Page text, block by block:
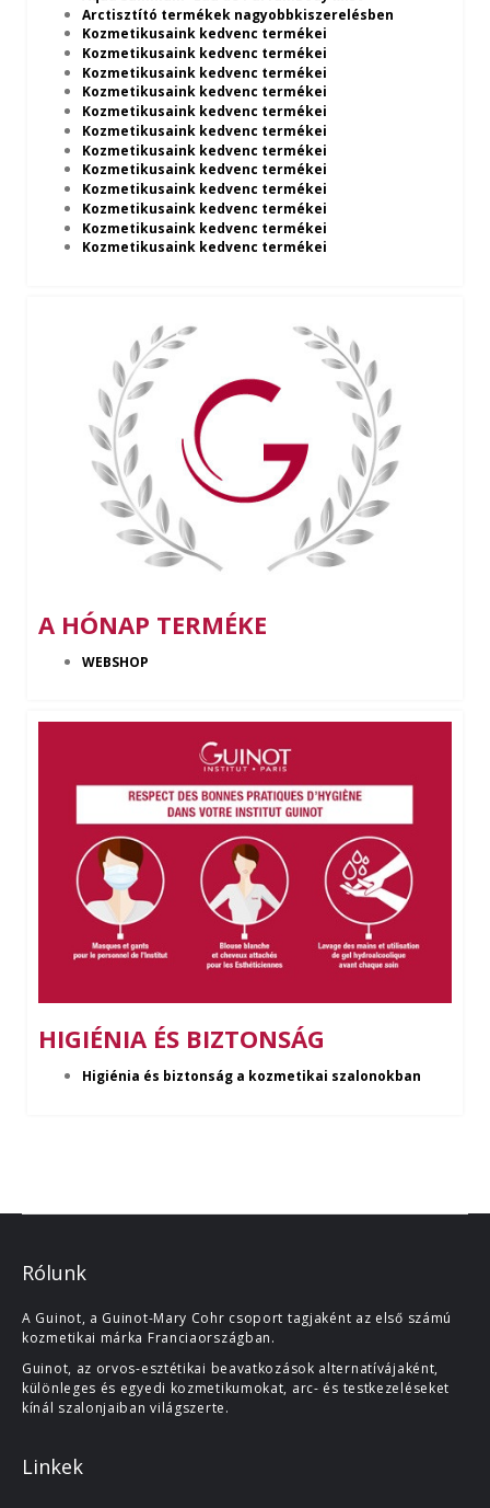
Arctisztító termékek nagyobbkiszerelésben
Kozmetikusaink kedvenc termékei
Kozmetikusaink kedvenc termékei
Kozmetikusaink kedvenc termékei
Kozmetikusaink kedvenc termékei
Kozmetikusaink kedvenc termékei
Kozmetikusaink kedvenc termékei
Kozmetikusaink kedvenc termékei
Kozmetikusaink kedvenc termékei
Kozmetikusaink kedvenc termékei
Kozmetikusaink kedvenc termékei
Kozmetikusaink kedvenc termékei
Kozmetikusaink kedvenc termékei
A HÓNAP TERMÉKE
WEBSHOP
HIGIÉNIA ÉS BIZTONSÁG
Higiénia és biztonság a kozmetikai szalonokban
Rólunk
A Guinot, a Guinot-Mary Cohr csoport tagjaként az első számú
kozmetikai márka Franciaországban.
Guinot, az orvos-esztétikai beavatkozások alternatívájaként,
különleges és egyedi kozmetikumokat, arc- és testkezeléseket
kínál szalonjaiban világszerte.
Linkek